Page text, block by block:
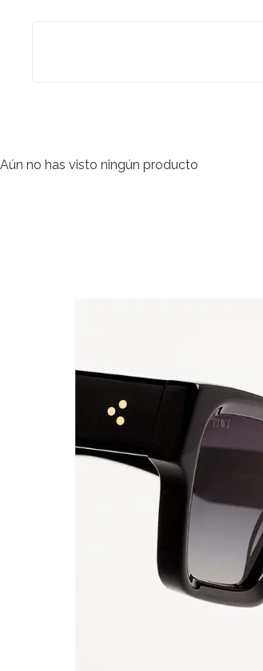
Aún no has visto ningún producto